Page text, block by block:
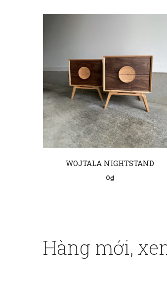
WOJTALA NIGHTSTAND
0₫
Hàng mới,